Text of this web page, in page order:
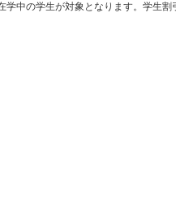
中の学生が対象となります。学生